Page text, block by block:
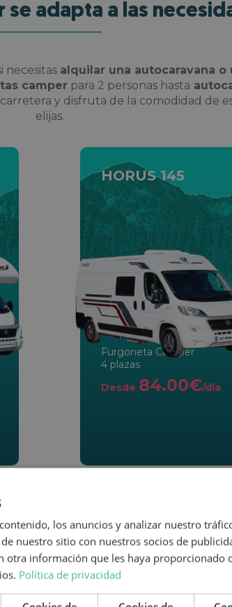
adapta a las
necesitas alquilar una autocaravana o
camper para 2 personas hasta
carretera y disfruta de la comodidad
elijas.
HORUS 145
Furgoneta Camper
4 plazas
Desde 84.00€/día
los anuncios y analizar nuestro
nuestro sitio con nuestros socios de
otra información que les haya proporcionado
Política de privacidad